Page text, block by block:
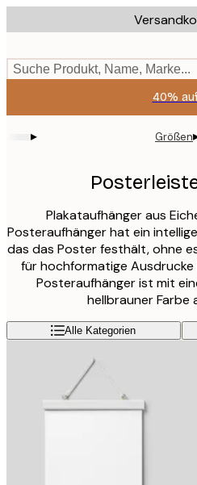
to
content.
Suche Produkt, Name, Marke...
40%
▸ Größen
Plakataufhänger aus
Posteraufhänger hat ein
das das Poster festhält, ohne
für hochformatige Ausdrucke
Posteraufhänger ist mit
hellbrauner
Alle Kategorien